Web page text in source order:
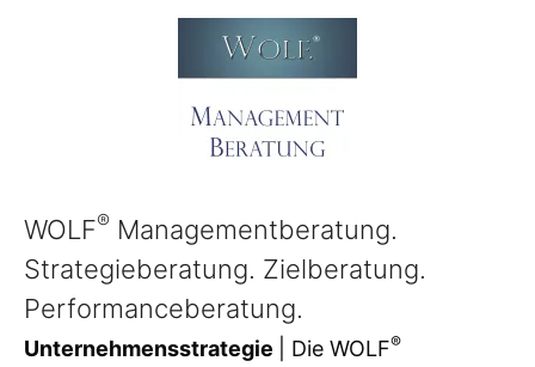
WOLF® Managementberatung.
Strategieberatung. Zielberatung.
Performanceberatung.
Unternehmensstrategie | Die WOLF®